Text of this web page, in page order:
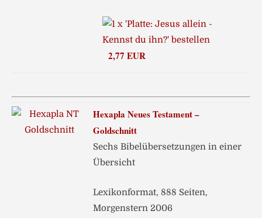
2,77 EUR
Hexapla Neues Testament –
Goldschnitt
Sechs Bibelübersetzungen in einer
Übersicht
Lexikonformat, 888 Seiten,
Morgenstern 2006